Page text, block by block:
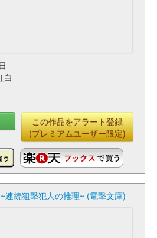
白
この作品をアラート登録
(プレミアムユーザー限定)
連続狙撃犯人の推理~ (電撃文庫)